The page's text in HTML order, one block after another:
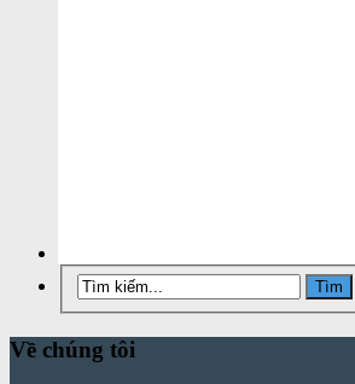
Về chúng tôi